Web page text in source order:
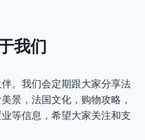
我们
。我们会定期跟大家分享法
景，法国文化，购物攻略，
等信息，希望大家关注和支